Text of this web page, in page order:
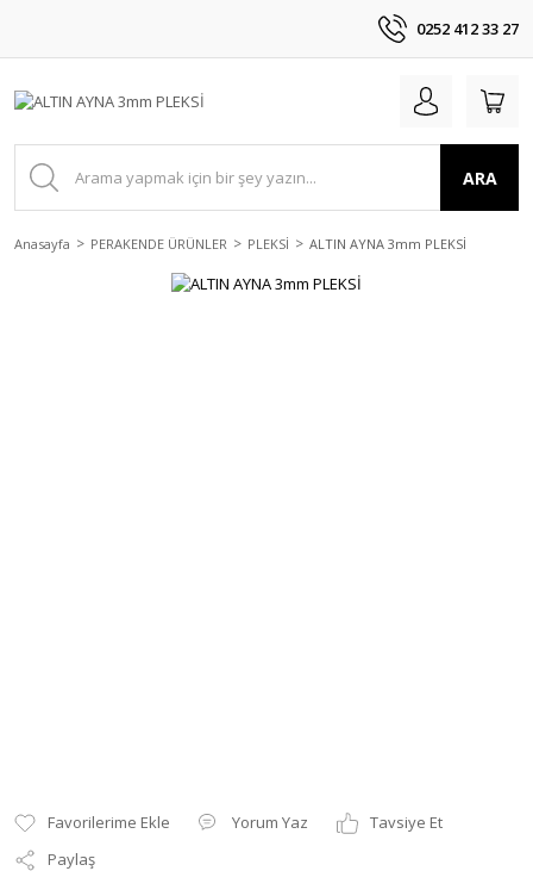
0252 412 33 27
ARA
Anasayfa PERAKENDE ÜRÜNLER PLEKSİ ALTIN AYNA 3mm PLEKSİ
Yorum Yaz
Tavsiye Et
Paylaş